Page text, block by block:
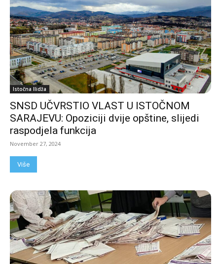
Istočna Ilidža
SNSD UČVRSTIO VLAST U ISTOČNOM
SARAJEVU: Opoziciji dvije opštine, slijedi
raspodjela funkcija
November 27, 2024
Više